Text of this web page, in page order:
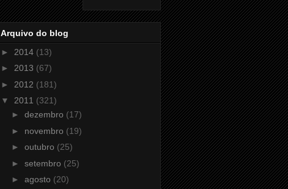
Arquivo do blog
► 2014 (13)
► 2013 (67)
► 2012 (181)
▼ 2011 (321)
► dezembro (17)
► novembro (19)
► outubro (25)
► setembro (25)
► agosto (20)